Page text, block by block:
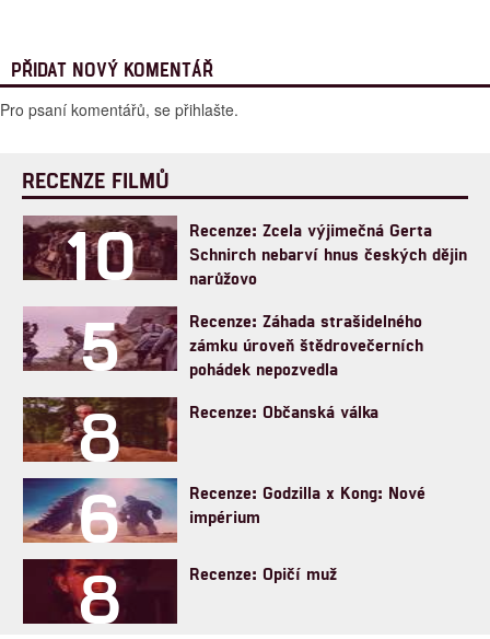
PŘIDAT NOVÝ KOMENTÁŘ
Pro psaní komentářů, se přihlašte.
RECENZE FILMŮ
10
Recenze: Zcela výjimečná Gerta
Schnirch nebarví hnus českých dějin
narůžovo
5
Recenze: Záhada strašidelného
zámku úroveň štědrovečerních
pohádek nepozvedla
8 Recenze: Občanská válka
6
Recenze: Godzilla x Kong: Nové
impérium
8 Recenze: Opičí muž